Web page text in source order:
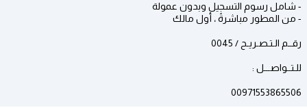
- شامل رسوم التسجيل وبدون عمولة
- من المطور مباشرةً ، أول مالك
رقــم الـتـصـريـح / 0045
للـتــواصـــل :
00971553865506